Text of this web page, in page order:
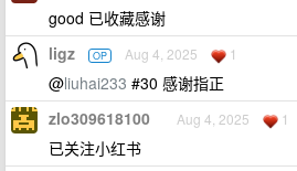
good 已收藏感谢
ligz OP Aug 4, 2025 1
@liuhai233 #30 感谢指正
zlo309618100 Aug 4, 2025 1
已关注小红书